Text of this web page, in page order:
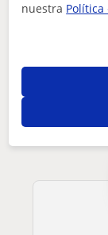
Otros
interesarte
nuestra Política